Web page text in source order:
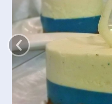
‹